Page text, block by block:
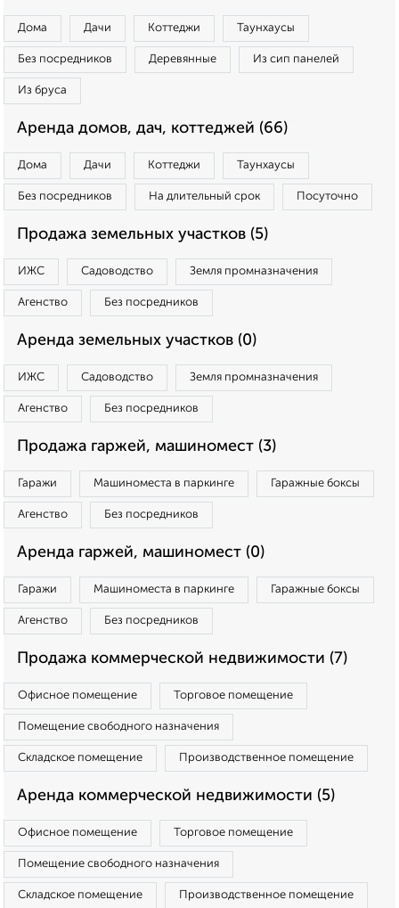
Дома Дачи Коттеджи Таунхаусы
Без посредников Деревянные Из сип панелей
Из бруса
Аренда домов, дач, коттеджей (66)
Дома Дачи Коттеджи Таунхаусы
Без посредников На длительный срок Посуточно
Продажа земельных участков (5)
ИЖС Садоводство Земля промназначения
Агенство Без посредников
Аренда земельных участков (0)
ИЖС Садоводство Земля промназначения
Агенство Без посредников
Продажа гаржей, машиномест (3)
Гаражи Машиноместа в паркинге Гаражные боксы
Агенство Без посредников
Аренда гаржей, машиномест (0)
Гаражи Машиноместа в паркинге Гаражные боксы
Агенство Без посредников
Продажа коммерческой недвижимости (7)
Офисное помещение Торговое помещение
Помещение свободного назначения
Складское помещение Производственное помещение
Аренда коммерческой недвижимости (5)
Офисное помещение Торговое помещение
Помещение свободного назначения
Складское помещение Производственное помещение